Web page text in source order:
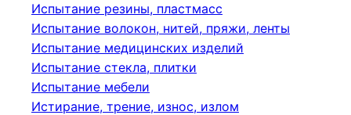
Испытание резины, пластмасс
Испытание волокон, нитей, пряжи, ленты
Испытание медицинских изделий
Испытание стекла, плитки
Испытание мебели
Истирание, трение, износ, излом